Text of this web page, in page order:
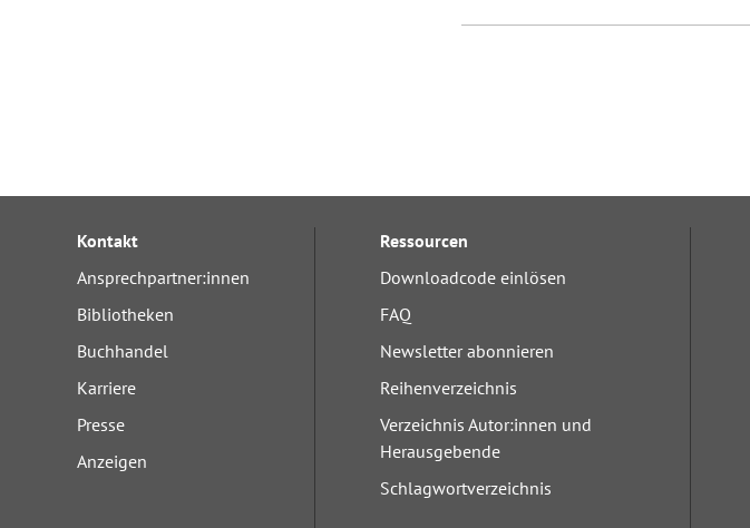
Kontakt
Ansprechpartner:innen
Bibliotheken
Buchhandel
Karriere
Presse
Anzeigen
Ressourcen
Downloadcode einlösen
FAQ
Newsletter abonnieren
Reihenverzeichnis
Verzeichnis Autor:innen und
Herausgebende
Schlagwortverzeichnis